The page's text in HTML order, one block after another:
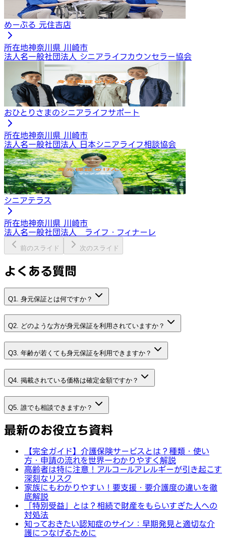
めーぷる 元住吉店
所在地神奈川県 川崎市
法人名一般社団法人 シニアライフカウンセラー協会
おひとりさまのシニアライフサポート
所在地神奈川県 川崎市
法人名一般社団法人 日本シニアライフ相談協会
シニアテラス
所在地神奈川県 川崎市
法人名一般社団法人 ライフ・フィナーレ
前のスライド 次のスライド
よくある質問
Q1. 身元保証とは何ですか？
Q2. どのような方が身元保証を利用されていますか？
Q3. 年齢が若くても身元保証を利用できますか？
Q4. 掲載されている価格は確定金額ですか？
Q5. 誰でも相談できますか？
最新のお役立ち資料
【完全ガイド】介護保険サービスとは？種類・使い
方・申請の流れを世界一わかりやすく解説
高齢者は特に注意！アルコールアレルギーが引き起こす
深刻なリスク
家族にもわかりやすい！要支援・要介護度の違いを徹
底解説
「特別受益」とは？相続で財産をもらいすぎた人への
対処法
知っておきたい認知症のサイン：早期発見と適切な介
護につなげるために